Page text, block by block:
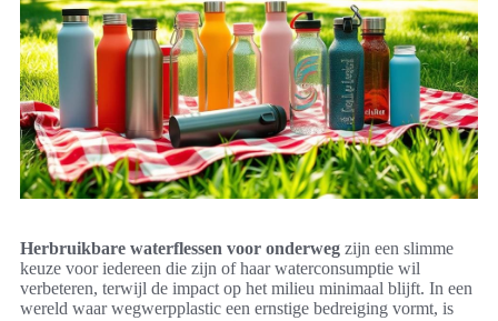
Herbruikbare waterflessen voor onderweg zijn een slimme
keuze voor iedereen die zijn of haar waterconsumptie wil
verbeteren, terwijl de impact op het milieu minimaal blijft. In een
wereld waar wegwerpplastic een ernstige bedreiging vormt, is